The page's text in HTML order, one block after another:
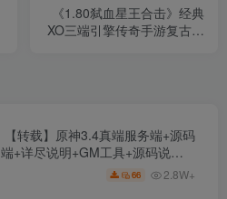
《1.80弑血星王合击》经典
XO三端引擎传奇手游复古服
【转载】原神3.4真端服务端+源码
+详尽说明+GM工具+源码说明
66 2.8W+